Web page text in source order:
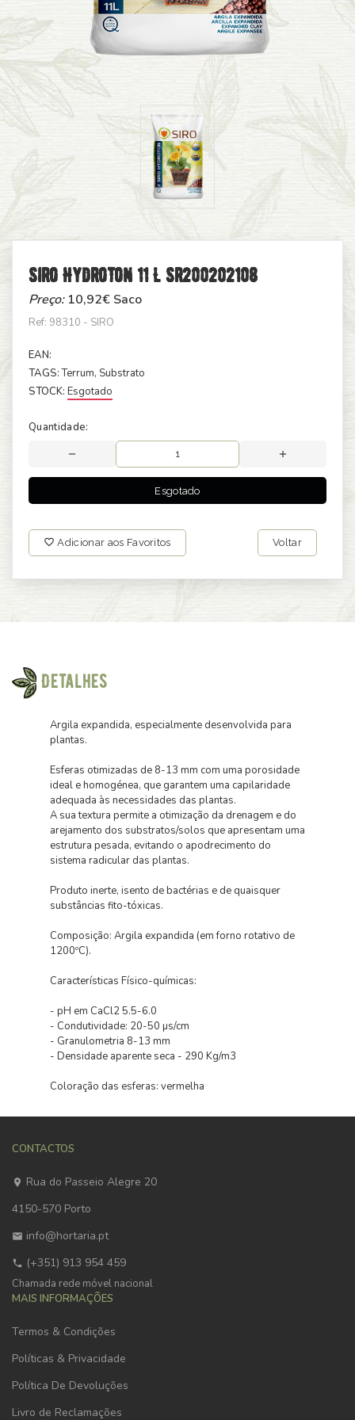
Siro Hydroton 11 L Sr200202108
Preço:10,92€ Saco
Ref: 98310 - SIRO
EAN:
TAGS: Terrum, Substrato
STOCK: Esgotado
Quantidade:
Esgotado
Adicionar aos Favoritos Voltar
Detalhes
Argila expandida, especialmente desenvolvida para
plantas.
Esferas otimizadas de 8-13 mm com uma porosidade
ideal e homogénea, que garantem uma capilaridade
adequada às necessidades das plantas.
A sua textura permite a otimização da drenagem e do
arejamento dos substratos/solos que apresentam uma
estrutura pesada, evitando o apodrecimento do
sistema radicular das plantas.
Produto inerte, isento de bactérias e de quaisquer
substâncias fito-tóxicas.
Composição: Argila expandida (em forno rotativo de
1200ºC).
Características Físico-químicas:
- pH em CaCl2 5.5-6.0
- Condutividade: 20-50 µs/cm
- Granulometria 8-13 mm
- Densidade aparente seca - 290 Kg/m3
Coloração das esferas: vermelha
CONTACTOS
Rua do Passeio Alegre 20
4150-570 Porto
info@hortaria.pt
(+351) 913 954 459
Chamada rede móvel nacional
MAIS INFORMAÇÕES
Termos & Condições
Políticas & Privacidade
Política De Devoluções
Livro de Reclamações